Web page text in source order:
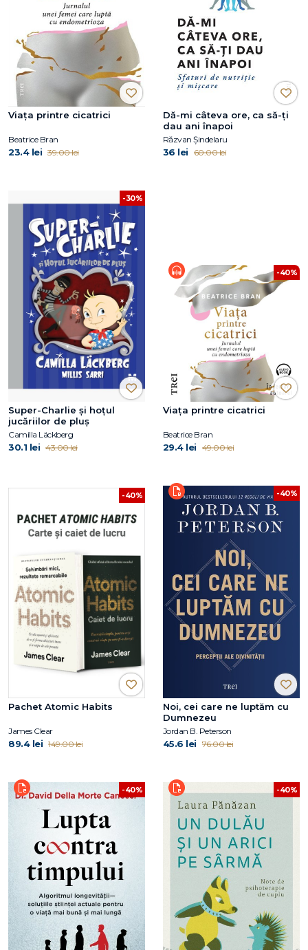
Viaţa printre cicatrici
Beatrice Bran
23.4 lei 39.00 lei
Dă-mi câteva ore, ca să-ţi
dau ani înapoi
Răzvan Șindelaru
36 lei 60.00 lei
-30%
Super-Charlie și hoțul
jucăriilor de pluș
Camilla Läckberg
30.1 lei 43.00 lei
-40%
Viaţa printre cicatrici
Beatrice Bran
29.4 lei 49.00 lei
-40%
Pachet Atomic Habits
James Clear
89.4 lei 149.00 lei
-40%
Noi, cei care ne luptăm cu
Dumnezeu
Jordan B. Peterson
45.6 lei 76.00 lei
-40% -40%